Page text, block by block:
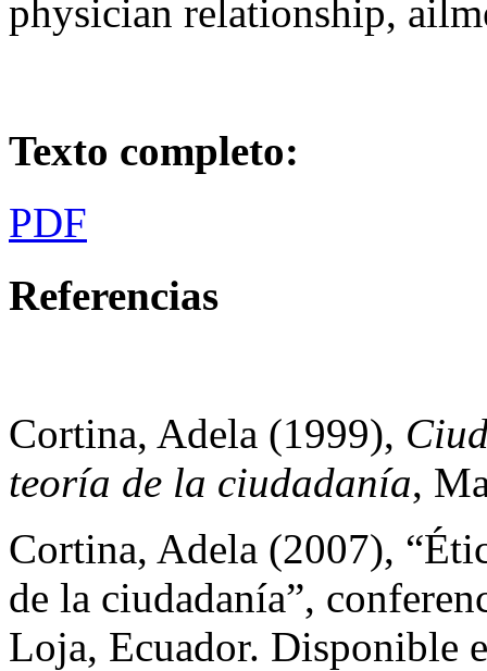
physician relationship,
Texto completo:
PDF
Referencias
Cortina, Adela (1999),
teoría de la ciudadanía,
Cortina, Adela (2007),
de la ciudadanía”,
Loja, Ecuador. Disponible